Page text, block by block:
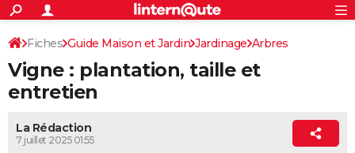
ACTUALITÉS
Politique
Société
Faits Divers
Education
Monde
Villes
+
SPORT
Coupe du monde 2026
Football
Tennis
Cyclisme
Rugby
Forum
CULTURE
Retraite
Impôts
Epargne
Immobilier
Risques naturels par ville
Banque
Assurance
Crédit
AUTO
Rechercher
S'inscrire
Connexion
Fiches Guide Maison et Jardin Jardinage Arbres
Arbres fruitiers
Vigne : plantation, taille et
entretien
La Rédaction
7 juillet 2025 01:55